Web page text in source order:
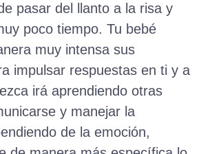
pasar del llanto a la risa y
poco tiempo. Tu bebé
muy intensa sus
impulsar respuestas en ti y a
irá aprendiendo otras
y manejar la
de la emoción,